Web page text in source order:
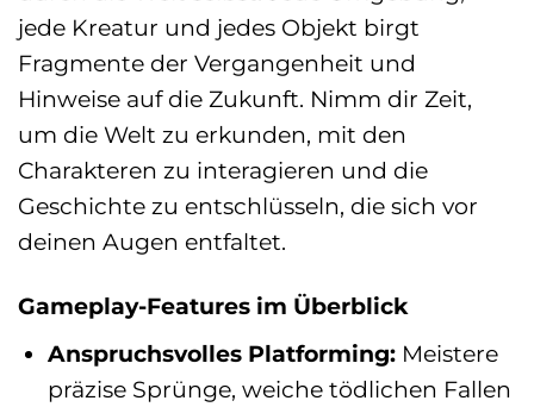
jede Kreatur und jedes Objekt birgt
Fragmente der Vergangenheit und
Hinweise auf die Zukunft. Nimm dir Zeit,
um die Welt zu erkunden, mit den
Charakteren zu interagieren und die
Geschichte zu entschlüsseln, die sich vor
deinen Augen entfaltet.
Gameplay-Features im Überblick
Anspruchsvolles Platforming:Meistere
präzise Sprünge, weiche tödlichen Fallen